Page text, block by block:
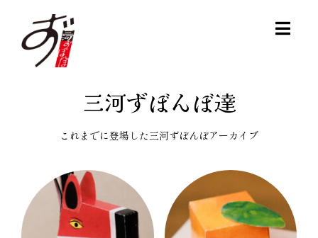
content
作り方
三河ずぼんぼ達
これまでに登場した三河ずぼんぼアーカイブ